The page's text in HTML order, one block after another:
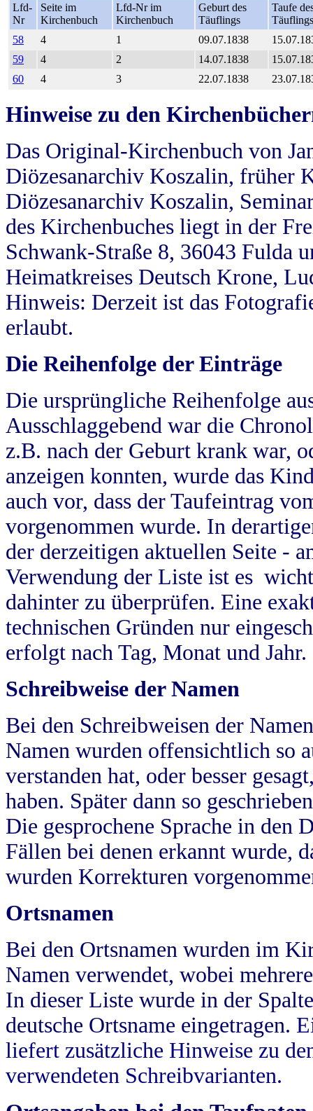
Lfd-
Nr
Seite im
Kirchenbuch
Lfd-Nr im
Kirchenbuch
Geburt des
Täuflings
Taufe
Täuflings
58
4 1 09.07.1838
59
4 2 14.07.1838
60
4 3 22.07.1838
Hinweise zu den
Das Original-Kirchenbuch von
Diözesanarchiv Koszalin, früher
Diözesanarchiv Koszalin,
des Kirchenbuches liegt in der
Schwank-Straße 8, 36043 Fulda
Heimatkreises Deutsch Krone,
Hinweis: Derzeit ist das
erlaubt.
Die Reihenfolge der Einträge
Die ursprüngliche Reihenfolge
Ausschlaggebend war die
z.B. nach der Geburt krank war,
anzeigen konnten, wurde das
auch vor, dass der Taufeintrag
vorgenommen wurde. In
der derzeitigen aktuellen Seite -
Verwendung der Liste ist es
dahinter zu überprüfen. Eine
technischen Gründen nur
erfolgt nach Tag, Monat und Jahr.
Schreibweise der Namen
Bei den Schreibweisen der
Namen wurden offensichtlich so
verstanden hat, oder besser
haben. Später dann so
Die gesprochene Sprache in
Fällen bei denen erkannt wurde,
wurden Korrekturen
Ortsnamen
Bei den Ortsnamen wurden im
Namen verwendet, wobei
In dieser Liste wurde in der
deutsche Ortsname eingetragen.
liefert zusätzliche Hinweise zu
verwendeten Schreibvarianten.